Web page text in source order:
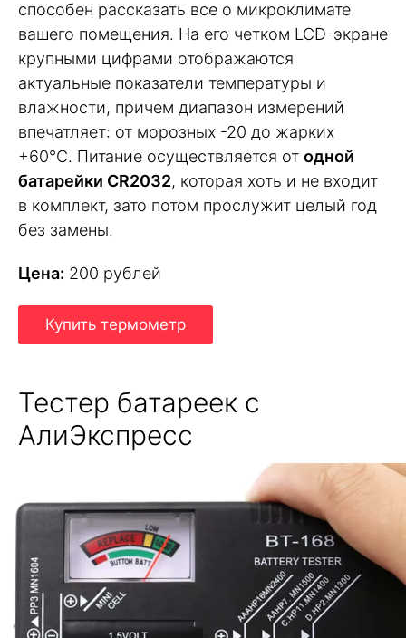
способен рассказать все о микроклимате
вашего помещения. На его четком LCD-экране
крупными цифрами отображаются
актуальные показатели температуры и
влажности, причем диапазон измерений
впечатляет: от морозных -20 до жарких
+60°C. Питание осуществляется от одной
батарейки CR2032, которая хоть и не входит
в комплект, зато потом прослужит целый год
без замены.
Цена: 200 рублей
Купить термометр
Тестер батареек с
АлиЭкспресс